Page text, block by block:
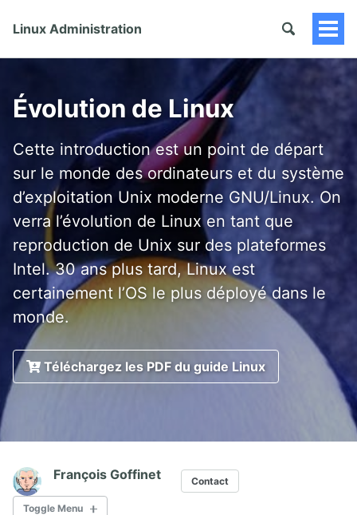
Linux Administration
Évolution de Linux
Cette introduction est un point de départ
sur le monde des ordinateurs et du système
d’exploitation Unix moderne GNU/Linux. On
verra l’évolution de Linux en tant que
reproduction de Unix sur des plateformes
Intel. 30 ans plus tard, Linux est
certainement l’OS le plus déployé dans le
monde.
Téléchargez les PDF du guide Linux
François Goffinet Contact
Toggle Menu